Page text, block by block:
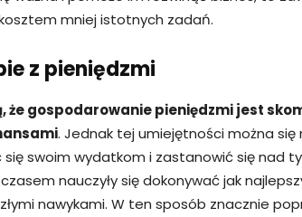
mniej istotnych zadań.
z pieniędzmi
że gospodarowanie pieniędzmi jest
. Jednak tej umiejętności można się
swoim wydatkom i zastanowić się nad
nauczyły się dokonywać jak
nawykami. W ten sposób znacznie